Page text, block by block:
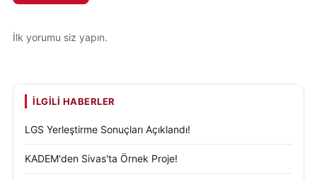
İlk yorumu siz yapın.
İLGILI HABERLER
LGS Yerleştirme Sonuçları Açıklandı!
KADEM'den Sivas'ta Örnek Proje!